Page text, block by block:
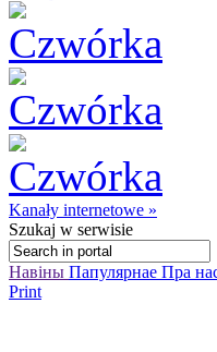
Kanały internetowe »
Szukaj w serwisie
Навіны Папулярнае Пра
Print